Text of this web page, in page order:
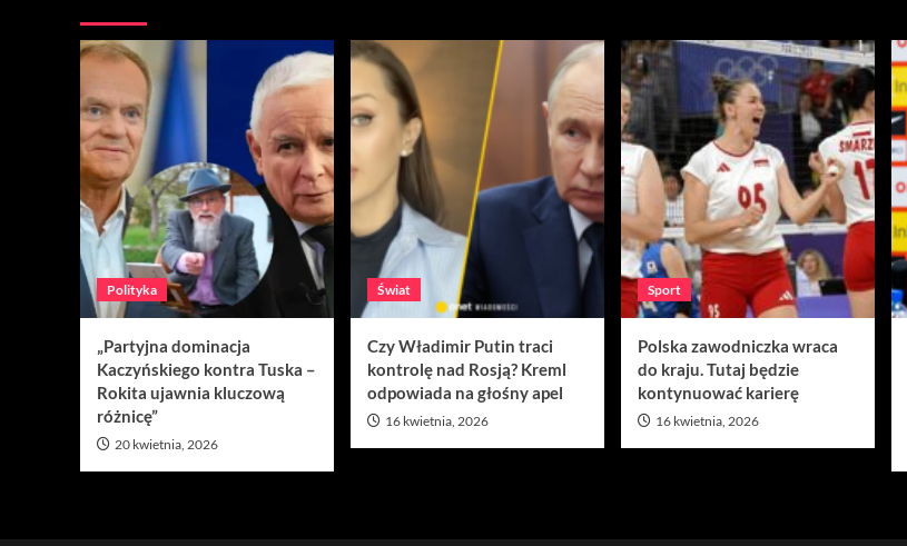
Polityka
„Partyjna dominacja
Kaczyńskiego kontra Tuska –
Rokita ujawnia kluczową
różnicę”
20 kwietnia, 2026
Świat
Czy Władimir Putin traci
kontrolę nad Rosją? Kreml
odpowiada na głośny apel
16 kwietnia, 2026
Sport
Polska zawodniczka wraca
do kraju. Tutaj będzie
kontynuować karierę
16 kwietnia, 2026